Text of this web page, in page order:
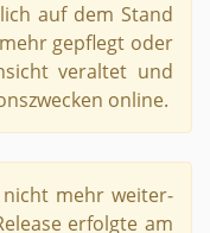
auf dem Stand
ge­pflegt oder
ver­al­tet und
on­line.
nicht mehr wei­ter­
er­folg­te am